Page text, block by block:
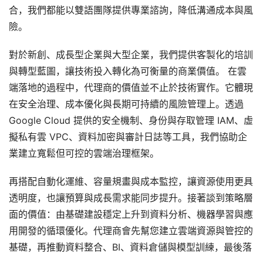
合，我們都能以雙語團隊提供專業諮詢，降低溝通成本與風
險。
對於新創、成長型企業與大型企業，我們提供客製化的培訓
與轉型藍圖，讓技術投入轉化為可衡量的商業價值。 在雲
端落地的過程中，代理商的價值並不止於技術實作。它體現
在安全治理、成本優化與長期可持續的風險管理上。透過
Google Cloud 提供的安全機制、身份與存取管理 IAM、虛
擬私有雲 VPC、資料加密與審計日誌等工具，我們協助企
業建立寬鬆但可控的雲端治理框架。
再搭配自動化運維、容量規畫與成本監控，讓資源使用更具
透明度，也讓預算與成長需求能同步提升。接著談到策略層
面的價值：由基礎建設穩定上升到資料分析、機器學習與應
用開發的循環優化。代理商會先幫您建立雲端資源與管控的
基礎，再推動資料整合、BI、資料倉儲與模型訓練，最後落